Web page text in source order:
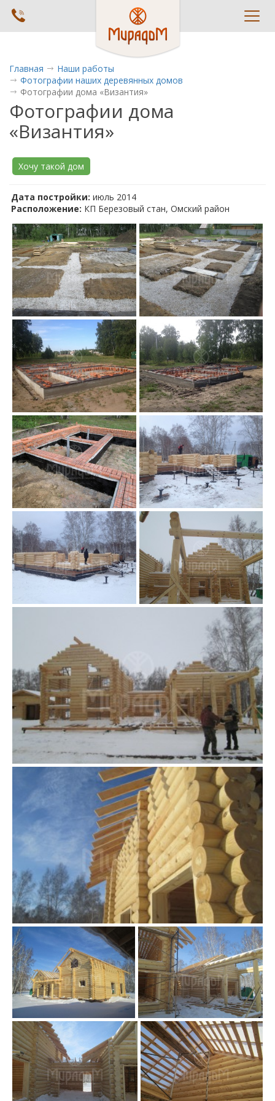
Главная
Наши работы
Фотографии наших деревянных домов
Фотографии дома «Византия»
Фотографии дома
«Византия»
Хочу такой дом
Дата постройки: июль 2014
Расположение: КП Березовый стан, Омский район